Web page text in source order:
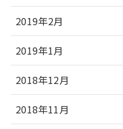
2019年2月
2019年1月
2018年12月
2018年11月